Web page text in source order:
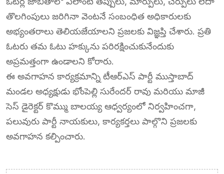
తొలగింపులు జరిగినా వెంటనే సంబంధిత అధికారులకు
అభ్యంతరాలు తెలియజేయాలని ప్రజలకు విజ్ఞప్తి చేశారు. ప్రతి
ఓటరు తమ ఓటు హక్కును పరిరక్షించుకునేందుకు
అప్రమత్తంగా ఉండాలని కోరారు.
ఈ అవగాహన కార్యక్రమాన్ని టీఆర్ఎస్ పార్టీ ముస్తాబాద్
మండల అధ్యక్షుడు భోంపెల్లి సురేందర్ రావు మరియు మాజీ
సెస్ డైరెక్టర్ కొమ్ము బాలయ్య ఆధ్వర్యంలో నిర్వహించగా,
పలువురు పార్టీ నాయకులు, కార్యకర్తలు పాల్గొని ప్రజలకు
అవగాహన కల్పించారు.